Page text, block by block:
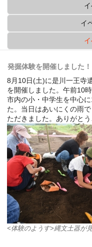
イ
発掘体験を開催しました！
8月10日(土)に是川一王寺
を開催しました。午前10
市内の小・中学生を中心
た。当日はあいにくの雨
ただきました。ありがとう
<体験のようす>縄文土器が